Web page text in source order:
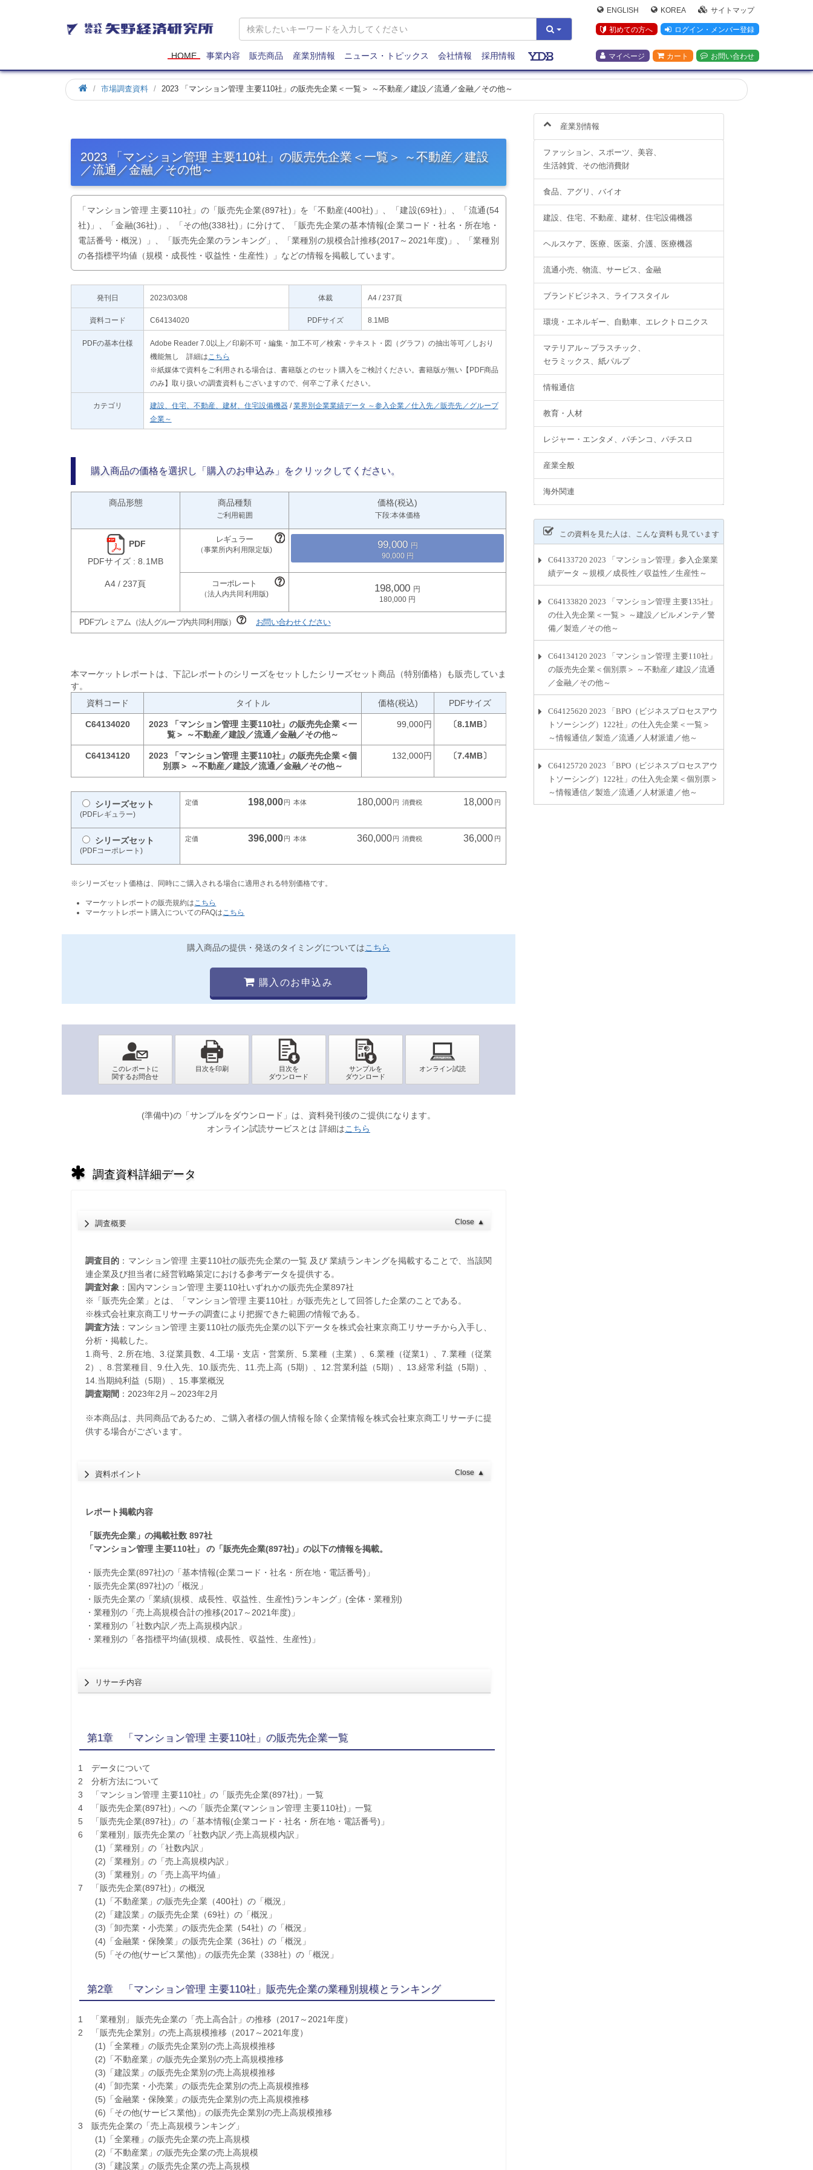
矢
野
研
究
所
ENGLISH KOREA サイトマップ
初めての方へ ログイン・メンバー登録
マイページ カート お問い合わせ
HOME 事業内容 販売商品 産業別情報 ニュース・トピックス 会社情報 採用情報
市場調査資料 2023 「マンション管理 主要110社」の販売先企業＜一覧＞ ～不動産／建設／流通／金融／その他～
2023 「マンション管理 主要110社」の販売先企業＜一覧＞ ～不動産／建設
／流通／金融／その他～
「マンション管理 主要110社」の「販売先企業(897社)」を「不動産(400社)」、「建設(69社)」、「流通(54
社)」、「金融(36社)」、「その他(338社)」に分けて、「販売先企業の基本情報(企業コード・社名・所在地・
電話番号・概況）」、「販売先企業のランキング」、「業種別の規模合計推移(2017～2021年度)」、「業種別
の各指標平均値（規模・成長性・収益性・生産性）」などの情報を掲載しています。
発刊日 2023/03/08 体裁 A4 / 237頁
資料コード C64134020 PDFサイズ 8.1MB
PDFの基本仕様
Adobe Reader 7.0以上／印刷不可・編集・加工不可／検索・テキスト・図（グラフ）の抽出等可／しおり
機能無し 詳細は こちら
※紙媒体で資料をご利用される場合は、書籍版とのセット購入をご検討ください。書籍版が無い【PDF商品
のみ】取り扱いの調査資料もございますので、何卒ご了承ください。
カテゴリ 建設、住宅、不動産、建材、住宅設備機器/業界別企業業績データ ～参入企業／仕入先／販売先／グループ
企業～
購入商品の価格を選択し「購入のお申込み」をクリックしてください。
商品形態 商品種類
ご利用範囲
価格(税込)
下段:本体価格
PDF
PDFサイズ : 8.1MB
99,000
90,000
A4 / 237頁 198,000
180,000
PDFプレミアム（法人グループ内共同利用版） お問い合わせください
本マーケットレポートは、下記レポートのシリーズをセットしたシリーズセット商品（特別価格）も販売していま
す。
資料コード
タイトル 価格(税込) PDFサイズ
C64134020
2023 「マンション管理 主要110社」の販売先企業＜一
覧＞ ～不動産／建設／流通／金融／その他～
99,000円 〔8.1MB〕
C64134120
2023 「マンション管理 主要110社」の販売先企業＜個
別票＞ ～不動産／建設／流通／金融／その他～
132,000円 〔7.4MB〕
シリーズセット
(PDFレギュラー)
198,000 180,000 18,000
シリーズセット
(PDFコーポレート)
396,000 360,000 36,000
※シリーズセット価格は、同時にご購入される場合に適用される特別価格です。
マーケットレポートの販売規約は こちら
マーケットレポート購入についてのFAQは こちら
購入商品の提供・発送のタイミングについてはこちら
購入のお申込み
(準備中)の「サンプルをダウンロード」は、資料発刊後のご提供になります。
オンライン試読サービスとは 詳細はこちら
調査資料詳細データ
調査概要 Close ▲
調査目的 ：マンション管理 主要110社の販売先企業の一覧 及び 業績ランキングを掲載することで、当該関
連企業及び担当者に経営戦略策定における参考データを提供する。
調査対象：国内マンション管理 主要110社いずれかの販売先企業897社
※「販売先企業」とは、「マンション管理 主要110社」が販売先として回答した企業のことである。
※株式会社東京商工リサーチの調査により把握できた範囲の情報である。
調査方法：マンション管理 主要110社の販売先企業の以下データを株式会社東京商工リサーチから入手し、
分析・掲載した。
1.商号、2.所在地、3.従業員数、4.工場・支店・営業所、5.業種（主業）、6.業種（従業1）、7.業種（従業
2）、8.営業種目、9.仕入先、10.販売先、11.売上高（5期）、12.営業利益（5期）、13.経常利益（5期）、
14.当期純利益（5期）、15.事業概況
調査期間 ：2023年2月～2023年2月
※本商品は、共同商品であるため、ご購入者様の個人情報を除く企業情報を株式会社東京商工リサーチに提
供する場合がございます。
資料ポイント Close ▲
レポート掲載内容
「販売先企業」の掲載社数 897社
「マンション管理 主要110社」 の「販売先企業(897社)」の以下の情報を掲載。
・販売先企業(897社)の「基本情報(企業コード・社名・所在地・電話番号)」
・販売先企業(897社)の「概況」
・販売先企業の「業績(規模、成長性、収益性、生産性)ランキング」(全体・業種別)
・業種別の「売上高規模合計の推移(2017～2021年度)」
・業種別の「社数内訳／売上高規模内訳」
・業種別の「各指標平均値(規模、成長性、収益性、生産性)」
リサーチ内容
第1章 「マンション管理 主要110社」の販売先企業一覧
1 データについて
2 分析方法について
3 「マンション管理 主要110社」の「販売先企業(897社)」一覧
4 「販売先企業(897社)」への「販売企業(マンション管理 主要110社)」一覧
5 「販売先企業(897社)」の「基本情報(企業コード・社名・所在地・電話番号)」
6 「業種別」販売先企業の「社数内訳／売上高規模内訳」
(1)「業種別」の「社数内訳」
(2)「業種別」の「売上高規模内訳」
(3)「業種別」の「売上高平均値」
7 「販売先企業(897社)」の概況
(1)「不動産業」の販売先企業（400社）の「概況」
(2)「建設業」の販売先企業（69社）の「概況」
(3)「卸売業・小売業」の販売先企業（54社）の「概況」
(4)「金融業・保険業」の販売先企業（36社）の「概況」
(5)「その他(サービス業他)」の販売先企業（338社）の「概況」
第2章 「マンション管理 主要110社」販売先企業の業種別規模とランキング
1 「業種別」 販売先企業の「売上高合計」の推移（2017～2021年度）
2 「販売先企業別」の売上高規模推移（2017～2021年度）
(1)「全業種」の販売先企業別の売上高規模推移
(2)「不動産業」の販売先企業別の売上高規模推移
(3)「建設業」の販売先企業別の売上高規模推移
(4)「卸売業・小売業」の販売先企業別の売上高規模推移
(5)「金融業・保険業」の販売先企業別の売上高規模推移
(6)「その他(サービス業他)」の販売先企業別の売上高規模推移
3 販売先企業の「売上高規模ランキング」
(1)「全業種」の販売先企業の売上高規模
(2)「不動産業」の販売先企業の売上高規模
(3)「建設業」の販売先企業の売上高規模
産業別情報
ファッション、スポーツ、美容、
生活雑貨、その他消費財
食品、アグリ、バイオ
建設、住宅、不動産、建材、住宅設備機器
ヘルスケア、医療、医薬、介護、医療機器
流通小売、物流、サービス、金融
ブランドビジネス、ライフスタイル
環境・エネルギー、自動車、エレクトロニクス
マテリアル～プラスチック、
セラミックス、紙パルプ
情報通信
教育・人材
レジャー・エンタメ、パチンコ、パチスロ
産業全般
海外関連
この資料を見た人は、こんな資料も見ています
C64133720 2023 「マンション管理」参入企業業
績データ ～規模／成長性／収益性／生産性～
C64133820 2023 「マンション管理 主要135社」
の仕入先企業＜一覧＞ ～建設／ビルメンテ／警
備／製造／その他～
C64134120 2023 「マンション管理 主要110社」
の販売先企業＜個別票＞ ～不動産／建設／流通
／金融／その他～
C64125620 2023 「BPO（ビジネスプロセスアウ
トソーシング）122社」の仕入先企業＜一覧＞
～情報通信／製造／流通／人材派遣／他～
C64125720 2023 「BPO（ビジネスプロセスアウ
トソーシング）122社」の仕入先企業＜個別票＞
～情報通信／製造／流通／人材派遣／他～